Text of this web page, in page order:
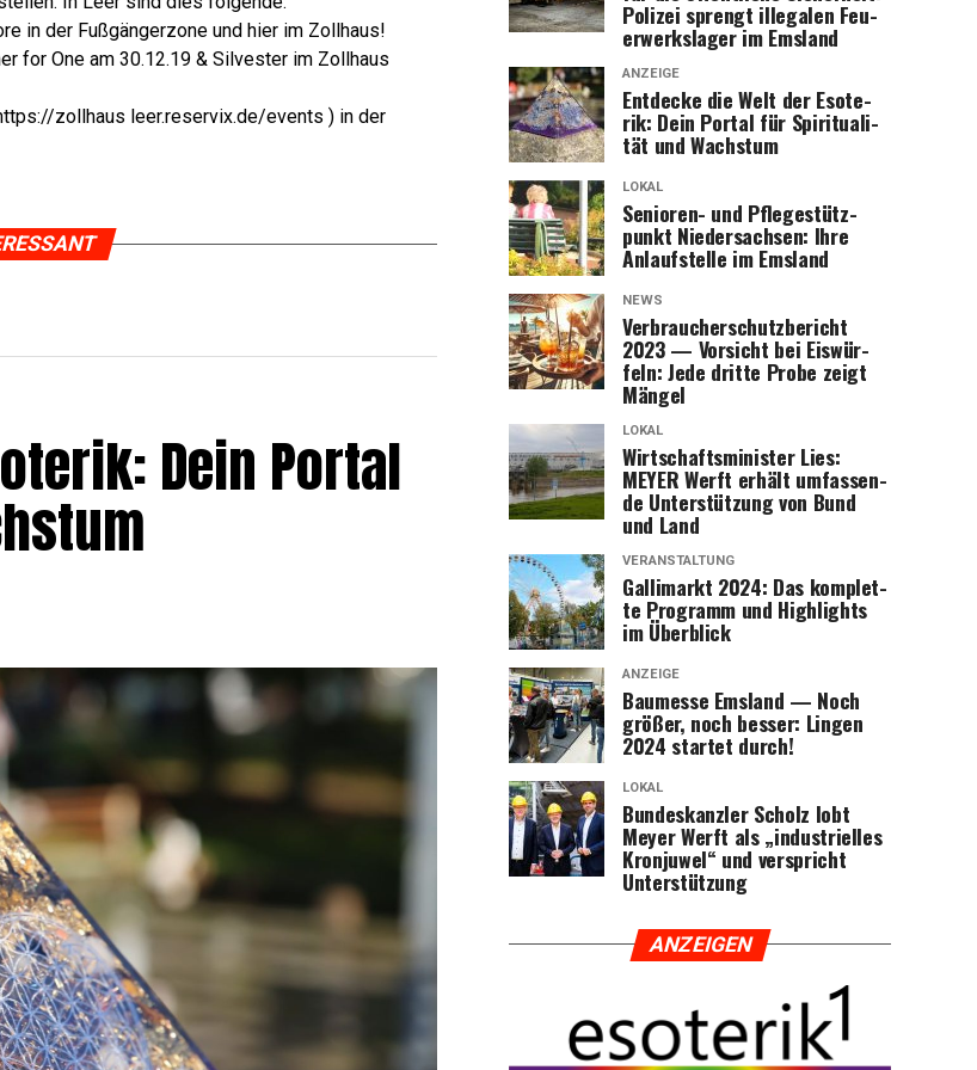
in der Fuß­gän­ger­zo­ne und hier im Zollhaus!
for One am 30.12.19 & Sil­ves­ter im Zoll­haus
zollhaus leer.reservix.de/events ) in der
Dein Por­tal
Poli­zei sprengt ille­ga­len Feu­
er­werks­la­ger im Emsland
ANZEIGE
Ent­de­cke die Welt der Eso­te­
rik: Dein Por­tal für Spi­ri­tua­li­
tät und Wachstum
LOKAL
Senio­ren- und Pfle­ge­stütz­
punkt Nie­der­sach­sen: Ihre
Anlauf­stel­le im Emsland
NEWS
Ver­brau­cher­schutz­be­richt
2023 — Vor­sicht bei Eis­wür­
feln: Jede drit­te Pro­be zeigt
Mängel
LOKAL
Wirt­schafts­mi­nis­ter Lies:
MEYER Werft erhält umfas­sen­
de Unter­stüt­zung von Bund
und Land
VERANSTALTUNG
Gal­li­markt 2024: Das kom­plet­
te Pro­gramm und High­lights
im Überblick
ANZEIGE
Bau­mes­se Ems­land — Noch
grö­ßer, noch bes­ser: Lin­gen
2024 star­tet durch!
LOKAL
Bun­des­kanz­ler Scholz lobt
Mey­er Werft als „indus­tri­el­les
Kron­ju­wel“ und ver­spricht
Unterstützung
ANZEI­GEN